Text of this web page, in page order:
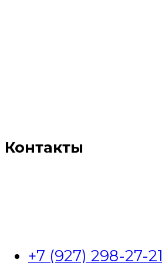
Контакты
+7 (927) 298-27-21